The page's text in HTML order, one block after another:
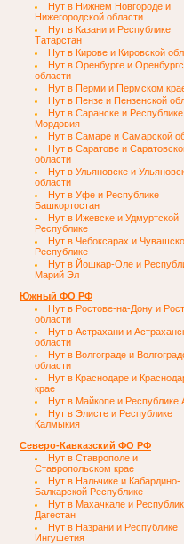
Нут в Нижнем Новгороде и
Нижегородской области
Нут в Казани и Республике
Татарстан
Нут в Кирове и Кировской
Нут в Оренбурге и
области
Нут в Перми и Пермском
Нут в Пензе и Пензенской
Нут в Саранске и Республике
Мордовия
Нут в Самаре и Самарской
Нут в Саратове и
области
Нут в Ульяновске и
области
Нут в Уфе и Республике
Башкортостан
Нут в Ижевске и Удмуртской
Республике
Нут в Чебоксарах и
Республике
Нут в Йошкар-Оле и
Марий Эл
Южный ФО РФ
Нут в Ростове-на-Дону и
области
Нут в Астрахани и
области
Нут в Волгограде и
области
Нут в Краснодаре и
крае
Нут в Майкопе и Республике
Нут в Элисте и Республике
Калмыкия
Северо-Кавказский ФО РФ
Нут в Ставрополе и
Ставропольском крае
Нут в Нальчике и Кабардино-
Балкарской Республике
Нут в Махачкале и
Дагестан
Нут в Назрани и Республике
Ингушетия